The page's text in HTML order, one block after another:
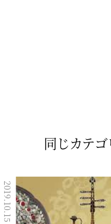
同じカテ
2019.10.15
2019.03.10